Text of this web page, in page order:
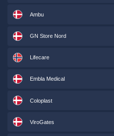
Ambu
GN Store Nord
Lifecare
Embla Medical
Coloplast
ViroGates